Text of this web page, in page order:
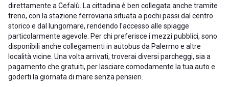
direttamente a Cefalù. La cittadina è ben collegata anche tramite
treno, con la stazione ferroviaria situata a pochi passi dal centro
storico e dal lungomare, rendendo l'accesso alle spiagge
particolarmente agevole. Per chi preferisce i mezzi pubblici, sono
disponibili anche collegamenti in autobus da Palermo e altre
località vicine. Una volta arrivati, troverai diversi parcheggi, sia a
pagamento che gratuiti, per lasciare comodamente la tua auto e
goderti la giornata di mare senza pensieri.